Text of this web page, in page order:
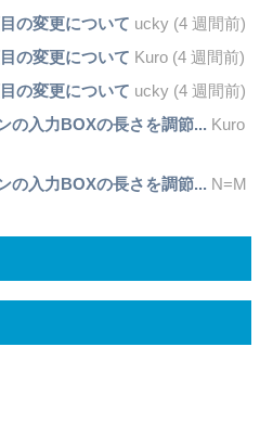
の変更について ucky (4 週間前)
の変更について Kuro (4 週間前)
の変更について ucky (4 週間前)
の入力BOXの長さを調節... Kuro
の入力BOXの長さを調節... N=M